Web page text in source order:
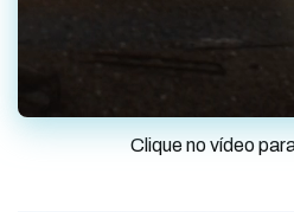
Clique no vídeo